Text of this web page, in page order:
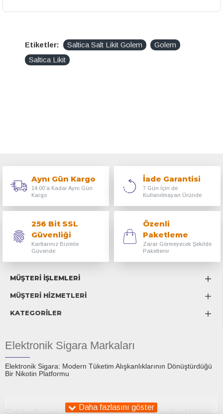
Etiketler: Saltica Salt Likit Golem
Golem
Saltica Likit
Aynı Gün Kargo
14:00'a Kadar Aynı Gün
Kargo
İade Garantisi
7 Gün İçin de
Kullanılmayan Üründe
256 Bit SSL
Güvenliği
Kartlarınız Bizimle
Güvende
Özenli
Paketleme
Zarar Görmeyecek Şekilde
Paketlenir
MÜŞTERİ İŞLEMLERİ
MÜŞTERİ HİZMETLERİ
KATEGORİLER
Elektronik Sigara Markaları
Elektronik Sigara: Modern Tüketim Alışkanlıklarının Dönüştürdüğü
Bir Nikotin Platformu